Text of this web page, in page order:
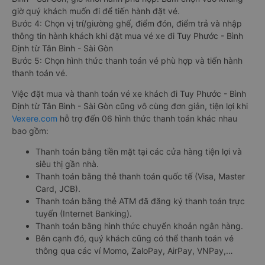
giờ quý khách muốn đi để tiến hành đặt vé.
Bước 4: Chọn vị trí/giường ghế, điểm đón, điểm trả và nhập
thông tin hành khách khi đặt mua vé xe đi Tuy Phước - Bình
Định từ Tân Bình - Sài Gòn
Bước 5: Chọn hình thức thanh toán vé phù hợp và tiến hành
thanh toán vé.
Việc đặt mua và thanh toán vé xe khách đi Tuy Phước - Bình
Định từ Tân Bình - Sài Gòn cũng vô cùng đơn giản, tiện lợi khi
Vexere.com hỗ trợ đến 06 hình thức thanh toán khác nhau
bao gồm:
Thanh toán bằng tiền mặt tại các cửa hàng tiện lợi và
siêu thị gần nhà.
Thanh toán bằng thẻ thanh toán quốc tế (Visa, Master
Card, JCB).
Thanh toán bằng thẻ ATM đã đăng ký thanh toán trực
tuyến (Internet Banking).
Thanh toán bằng hình thức chuyển khoản ngân hàng.
Bên cạnh đó, quý khách cũng có thể thanh toán vé
thông qua các ví Momo, ZaloPay, AirPay, VNPay,…